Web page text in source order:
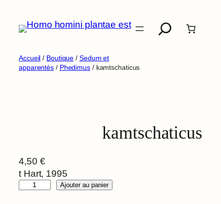
contenu
Accueil / Boutique / Sedum et
apparentés / Phedimus/ kamtschaticus
kamtschaticus
4,50 €
t Hart, 1995
Ajouter au panier